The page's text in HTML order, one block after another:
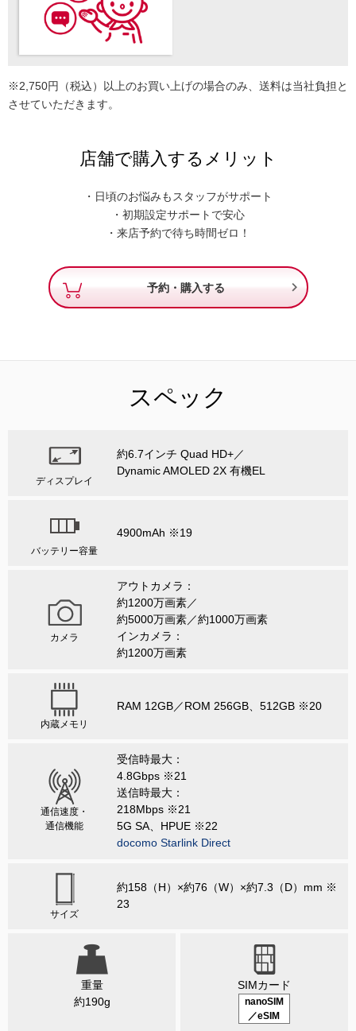
※2,750円（税込）以上のお買い上げの場合のみ、送料は当社負担と
させていただきます。
店舗で購入するメリット
・日頃のお悩みもスタッフがサポート
・初期設定サポートで安心
・来店予約で待ち時間ゼロ！
予約・購入する 
スペック
ディスプレイ
約6.7インチ Quad HD+／
Dynamic AMOLED 2X 有機EL
バッテリー容量
4900mAh ※19
カメラ
アウトカメラ：
約1200万画素／
約5000万画素／約1000万画素
インカメラ：
約1200万画素
内蔵メモリ
RAM 12GB／ROM 256GB、512GB ※20
通信速度・
通信機能
受信時最大：
4.8Gbps ※21
送信時最大：
218Mbps ※21
5G SA、HPUE ※22
docomo Starlink Direct
サイズ
約158（H）×約76（W）×約7.3（D）mm ※
23
重量
約190g
SIMカード
nanoSIM
／eSIM